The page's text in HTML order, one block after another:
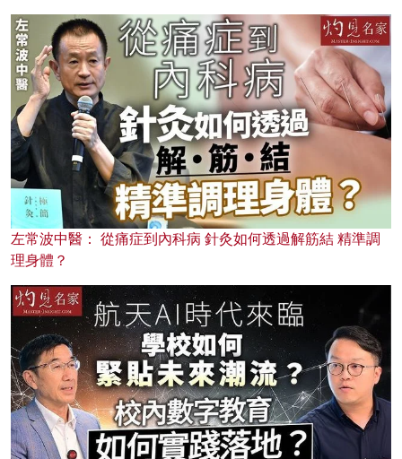
左常波中醫： 從痛症到內科病 針灸如何透過解筋結 精準調
理身體？